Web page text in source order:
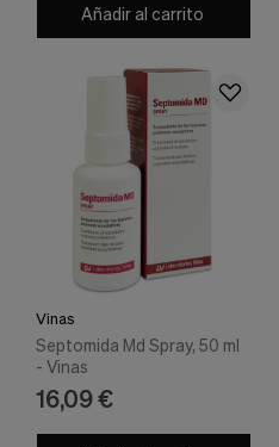
Añadir al carrito
Vinas
Septomida Md Spray, 50 ml
- Vinas
16,09 €